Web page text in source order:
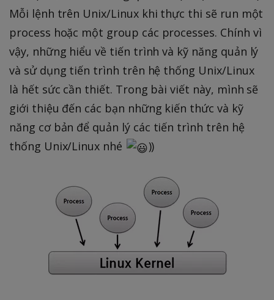
Mỗi lệnh trên Unix/Linux khi thực thi sẽ run một
process hoặc một group các processes. Chính vì
vậy, những hiểu về tiến trình và kỹ năng quản lý
và sử dụng tiến trình trên hệ thống Unix/Linux
là hết sức cần thiết. Trong bài viết này, mình sẽ
giới thiệu đến các bạn những kiến thức và kỹ
năng cơ bản để quản lý các tiến trình trên hệ
thống Unix/Linux nhé
))